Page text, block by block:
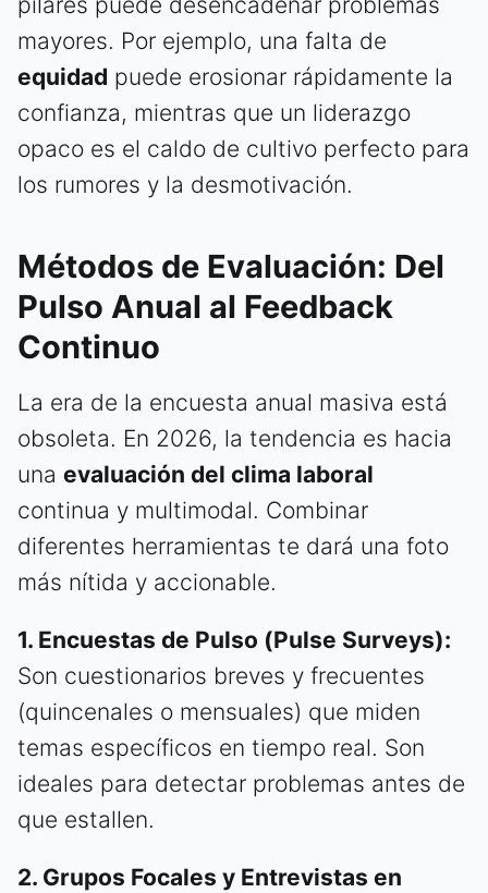
mayores. Por ejemplo, una falta de
equidad puede erosionar rápidamente la
confianza, mientras que un liderazgo
opaco es el caldo de cultivo perfecto para
los rumores y la desmotivación.
Métodos de Evaluación: Del
Pulso Anual al Feedback
Continuo
La era de la encuesta anual masiva está
obsoleta. En 2026, la tendencia es hacia
una evaluación del clima laboral
continua y multimodal. Combinar
diferentes herramientas te dará una foto
más nítida y accionable.
1. Encuestas de Pulso (Pulse Surveys):
Son cuestionarios breves y frecuentes
(quincenales o mensuales) que miden
temas específicos en tiempo real. Son
ideales para detectar problemas antes de
que estallen.
2. Grupos Focales y Entrevistas en